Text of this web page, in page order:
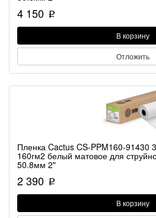
4 150 p
В корзину
Отложить
Пленка Cactus CS-PPM160-91430
160гм2 белый матовое для
50.8мм 2"
2 390 p
В корзину